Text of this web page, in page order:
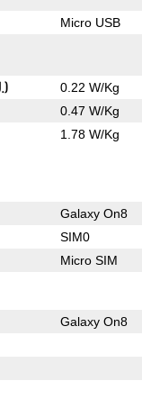
Micro USB
0.22 W/Kg
0.47 W/Kg
1.78 W/Kg
Galaxy On8
SIM0
Micro SIM
Galaxy On8